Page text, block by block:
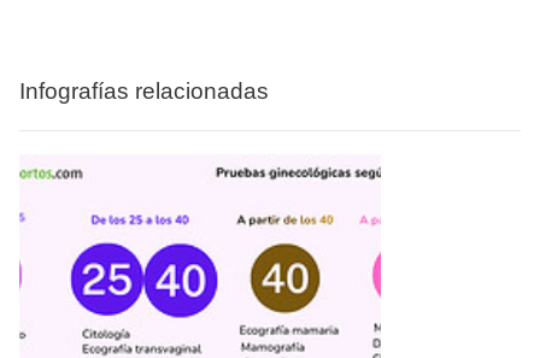
Infografías relacionadas